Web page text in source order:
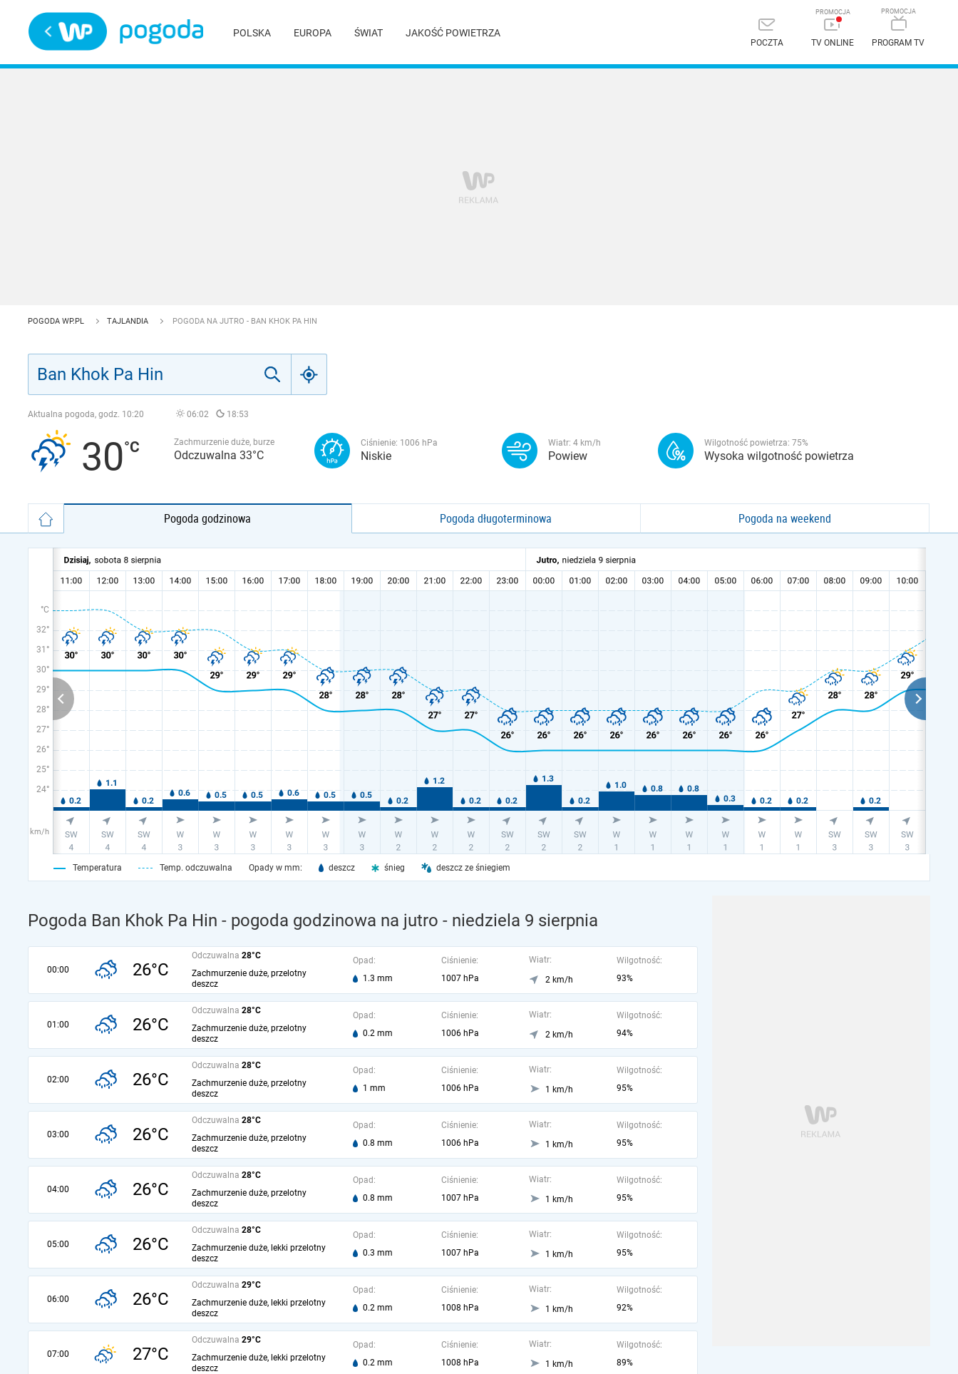
POLSKA EUROPA ŚWIAT JAKOŚĆ POWIETRZA
POCZTA TV ONLINE PROGRAM TV
POGODA WP.PL TAJLANDIA POGODA NA JUTRO - BAN KHOK PA HIN
Aktualna pogoda, godz. 10:20 06:02 18:53
30 Zachmurzenie duże, burze
Odczuwalna 33°C
Ciśnienie: 1006 hPa
Niskie
Wiatr: 4 km/h
Powiew
Wilgotność powietrza: 75%
Wysoka wilgotność powietrza
Pogoda godzinowa Pogoda długoterminowa Pogoda na weekend
°C
32°
31°
30°
29°
28°
27°
26°
25°
24°
km/h
Temperatura Temp. odczuwalna Opady w mm: deszcz śnieg deszcz ze śniegiem
Pogoda Ban Khok Pa Hin - pogoda godzinowa na jutro - niedziela 9 sierpnia
00:00 26°C
Odczuwalna 28°C
Zachmurzenie duże, przelotny
deszcz
Opad:
1.3 mm
Ciśnienie:
1007 hPa
Wiatr:
2 km/h
Wilgotność:
93%
01:00 26°C
Odczuwalna 28°C
Zachmurzenie duże, przelotny
deszcz
Opad:
0.2 mm
Ciśnienie:
1006 hPa
Wiatr:
2 km/h
Wilgotność:
94%
02:00 26°C
Odczuwalna 28°C
Zachmurzenie duże, przelotny
deszcz
Opad:
1 mm
Ciśnienie:
1006 hPa
Wiatr:
1 km/h
Wilgotność:
95%
03:00 26°C
Odczuwalna 28°C
Zachmurzenie duże, przelotny
deszcz
Opad:
0.8 mm
Ciśnienie:
1006 hPa
Wiatr:
1 km/h
Wilgotność:
95%
04:00 26°C
Odczuwalna 28°C
Zachmurzenie duże, przelotny
deszcz
Opad:
0.8 mm
Ciśnienie:
1007 hPa
Wiatr:
1 km/h
Wilgotność:
95%
05:00 26°C
Odczuwalna 28°C
Zachmurzenie duże, lekki przelotny
deszcz
Opad:
0.3 mm
Ciśnienie:
1007 hPa
Wiatr:
1 km/h
Wilgotność:
95%
06:00 26°C
Odczuwalna 29°C
Zachmurzenie duże, lekki przelotny
deszcz
Opad:
0.2 mm
Ciśnienie:
1008 hPa
Wiatr:
1 km/h
Wilgotność:
92%
07:00 27°C
Odczuwalna 29°C
Zachmurzenie duże, lekki przelotny
deszcz
Opad:
0.2 mm
Ciśnienie:
1008 hPa
Wiatr:
1 km/h
Wilgotność:
89%